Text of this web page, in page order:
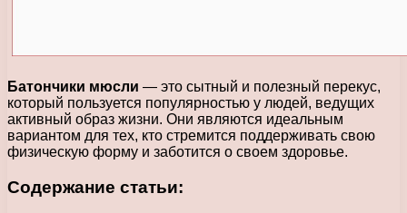
Батончики мюсли — это сытный и полезный перекус,
который пользуется популярностью у людей, ведущих
активный образ жизни. Они являются идеальным
вариантом для тех, кто стремится поддерживать свою
физическую форму и заботится о своем здоровье.
Содержание статьи: